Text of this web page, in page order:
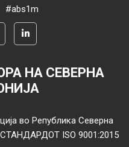
#abs1m
НА СЕВЕРНА
во Република Северна
СТАНДАРДОТ ISO 9001:2015